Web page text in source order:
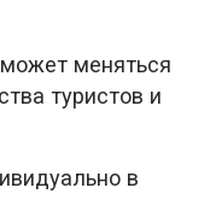
меняться
туристов и
в